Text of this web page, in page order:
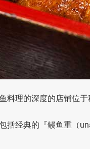
料理的深度的店铺位于
括经典的『鳗鱼重（